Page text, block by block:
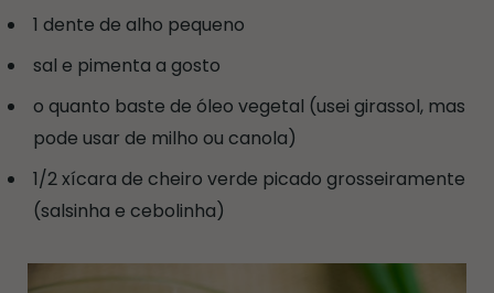
1 dente de alho pequeno
sal e pimenta a gosto
o quanto baste de óleo vegetal (usei girassol, mas
pode usar de milho ou canola)
1/2 xícara de cheiro verde picado grosseiramente
(salsinha e cebolinha)